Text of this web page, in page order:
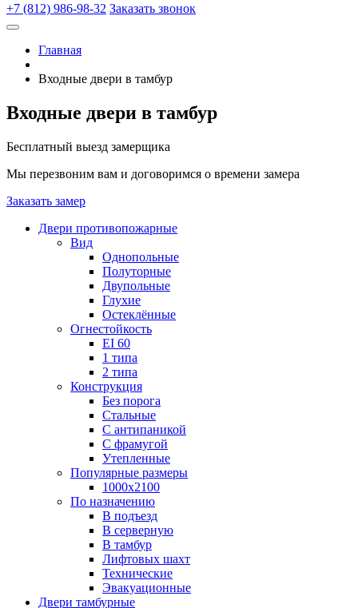
+7 (812) 986-98-32 Заказать звонок
Главная
Входные двери в тамбур
Входные двери в тамбур
Бесплатный выезд замерщика
Мы перезвоним вам и договоримся о времени замера
Заказать замер
Двери противопожарные
Вид
Однопольные
Полуторные
Двупольные
Глухие
Остеклённые
Огнестойкость
EI 60
1 типа
2 типа
Конструкция
Без порога
Стальные
С антипаникой
С фрамугой
Утепленные
Популярные размеры
1000х2100
По назначению
В подъезд
В серверную
В тамбур
Лифтовых шахт
Технические
Эвакуационные
Двери тамбурные